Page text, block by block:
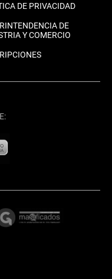
DE PRIVACIDAD
DE
Y COMERCIO